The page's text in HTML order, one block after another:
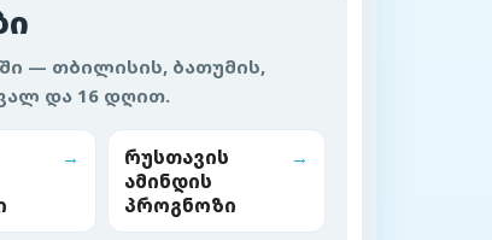
— თბილისის, ბათუმის,
და 16 დღით.
→
რუსთავის
ამინდის
პროგნოზი
→